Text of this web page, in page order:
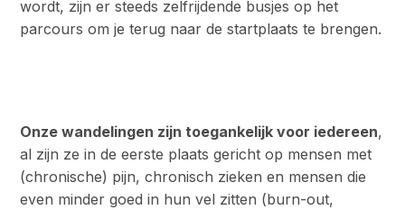
wordt, zijn er steeds zelfrijdende busjes op het
parcours om je terug naar de startplaats te brengen.
Onze wandelingen zijn toegankelijk voor iedereen,
al zijn ze in de eerste plaats gericht op mensen met
(chronische) pijn, chronisch zieken en mensen die
even minder goed in hun vel zitten (burn-out,